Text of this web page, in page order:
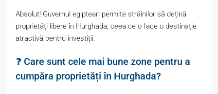
Absolut! Guvernul egiptean permite străinilor să dețină
proprietăți libere în Hurghada, ceea ce o face o destinație
atractivă pentru investiții.
❓ Care sunt cele mai bune zone pentru a
cumpăra proprietăți în Hurghada?